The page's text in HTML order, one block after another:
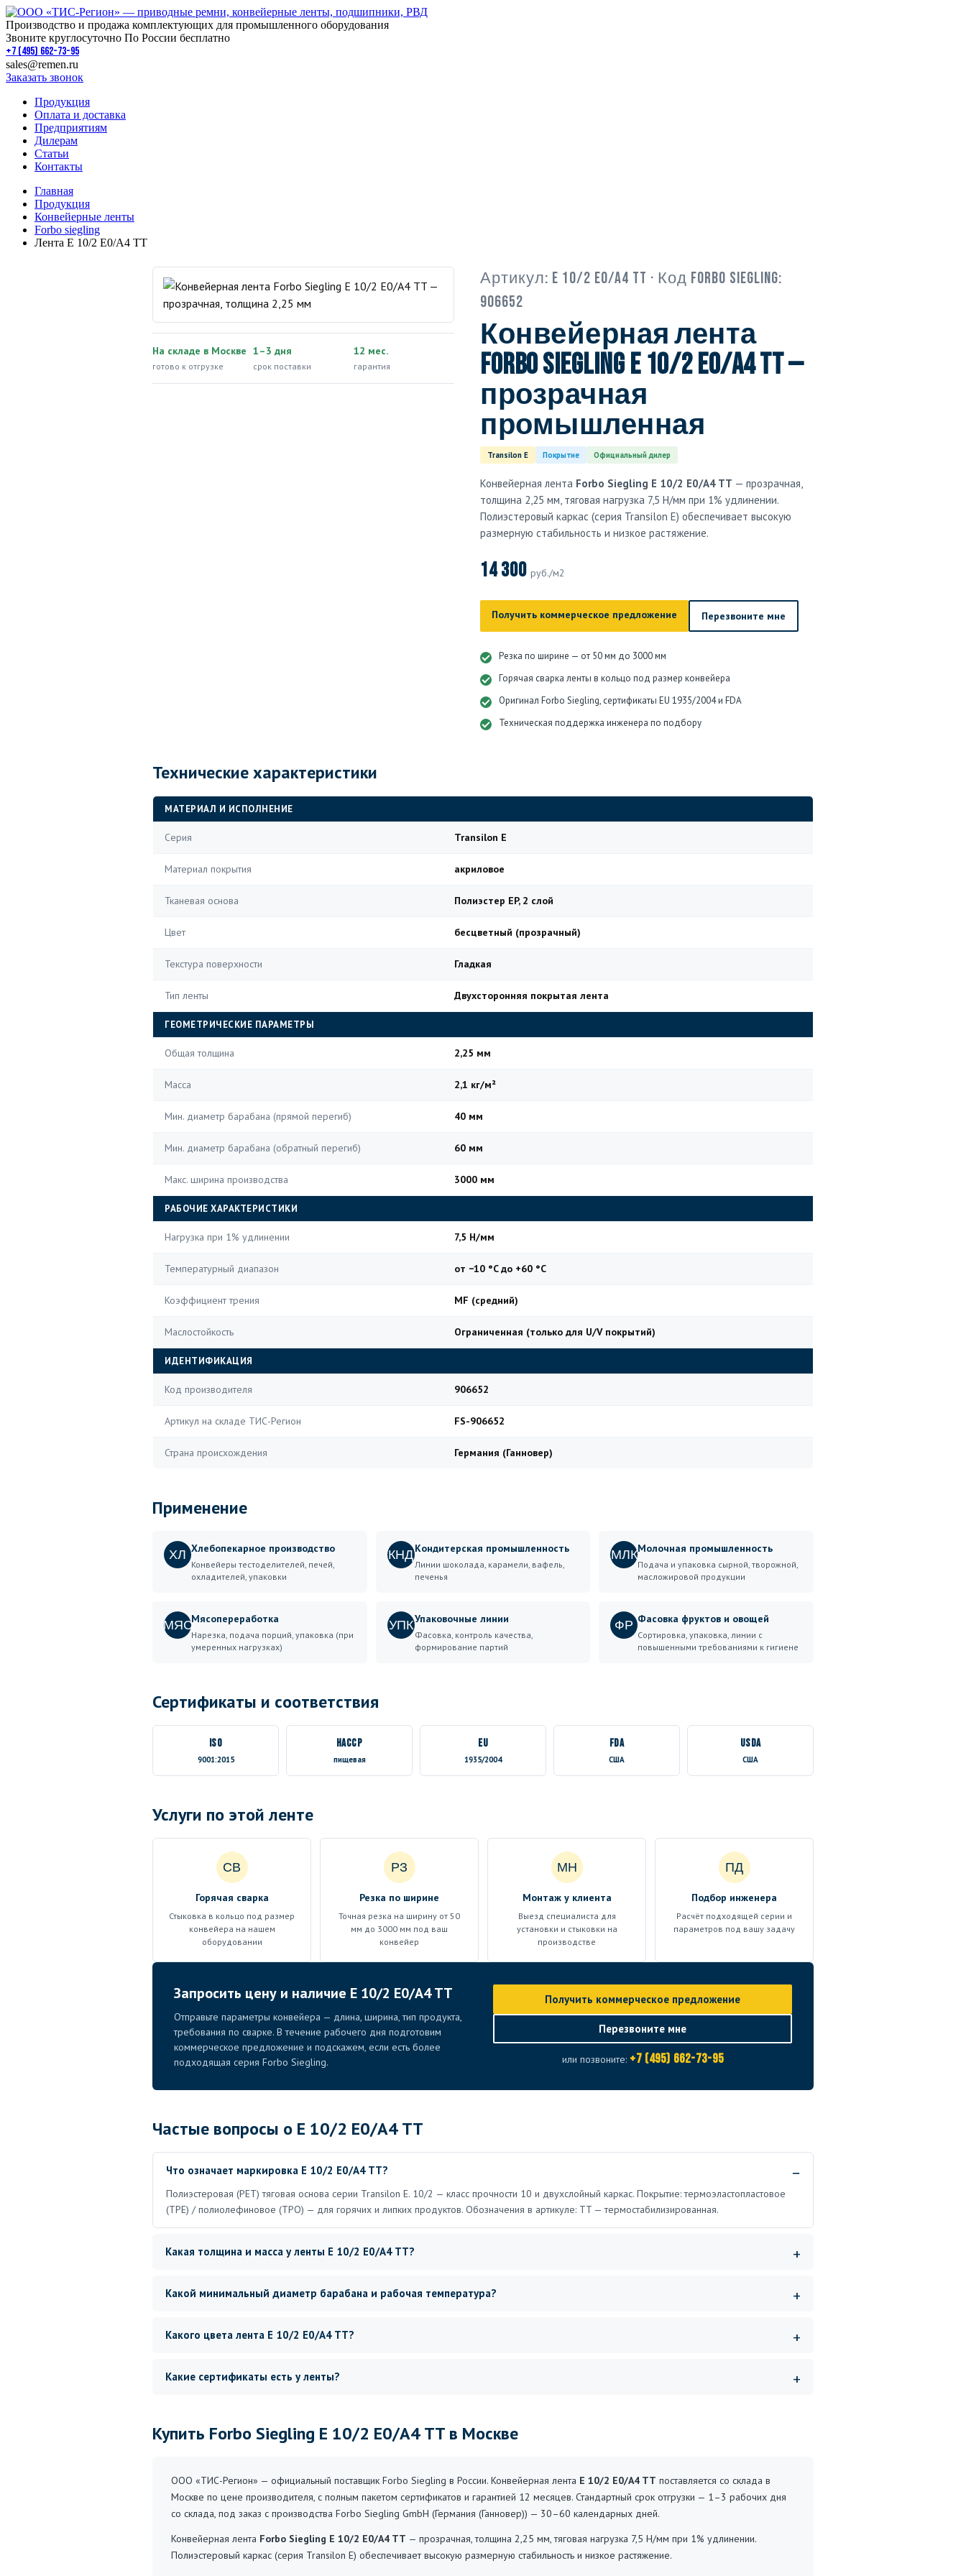
Производство и продажа комплектующих для промышленного оборудования
Звоните круглосуточно По России бесплатно
+7 (495) 662-73-95
sales@remen.ru
Заказать звонок
Продукция
Оплата и доставка
Предприятиям
Дилерам
Статьи
Контакты
Главная
Продукция
Конвейерные ленты
Forbo siegling
Лента E 10/2 E0/A4 TT
На складе в Москве
готово к отгрузке
1–3 дня
срок поставки
12 мес.
гарантия
Артикул: E 10/2 E0/A4 TT · Код Forbo Siegling:
906652
Конвейерная лента
Forbo Siegling E 10/2 E0/A4 TT —
прозрачная
промышленная
Transilon E Покрытие Официальный дилер
Конвейерная лента Forbo Siegling E 10/2 E0/A4 TT — прозрачная,
толщина 2,25 мм, тяговая нагрузка 7,5 Н/мм при 1% удлинении.
Полиэстеровый каркас (серия Transilon E) обеспечивает высокую
размерную стабильность и низкое растяжение.
14 300 руб./м2
Получить коммерческое предложение Перезвоните мне
Резка по ширине — от 50 мм до 3000 мм
Горячая сварка ленты в кольцо под размер конвейера
Оригинал Forbo Siegling, сертификаты EU 1935/2004 и FDA
Техническая поддержка инженера по подбору
Технические характеристики
МАТЕРИАЛ И ИСПОЛНЕНИЕ
Серия Transilon E
Материал покрытия акриловое
Тканевая основа Полиэстер EP, 2 слой
Цвет бесцветный (прозрачный)
Текстура поверхности Гладкая
Тип ленты Двухсторонняя покрытая лента
ГЕОМЕТРИЧЕСКИЕ ПАРАМЕТРЫ
Общая толщина 2,25 мм
Масса 2,1 кг/м²
Мин. диаметр барабана (прямой перегиб) 40 мм
Мин. диаметр барабана (обратный перегиб) 60 мм
Макс. ширина производства 3000 мм
РАБОЧИЕ ХАРАКТЕРИСТИКИ
Нагрузка при 1% удлинении 7,5 Н/мм
Температурный диапазон от −10 °C до +60 °C
Коэффициент трения MF (средний)
Маслостойкость Ограниченная (только для U/V покрытий)
ИДЕНТИФИКАЦИЯ
Код производителя 906652
Артикул на складе ТИС-Регион FS-906652
Страна происхождения Германия (Ганновер)
Применение
ХЛ Хлебопекарное производство
Конвейеры тестоделителей, печей,
охладителей, упаковки
КНДКондитерская промышленность
Линии шоколада, карамели, вафель,
печенья
МЛКМолочная промышленность
Подача и упаковка сырной, творожной,
масложировой продукции
МЯСМясопереработка
Нарезка, подача порций, упаковка (при
умеренных нагрузках)
УПКУпаковочные линии
Фасовка, контроль качества,
формирование партий
ФР Фасовка фруктов и овощей
Сортировка, упаковка, линии с
повышенными требованиями к гигиене
Сертификаты и соответствия
ISO
9001:2015
HACCP
пищевая
EU
1935/2004
FDA
США
USDA
США
Услуги по этой ленте
СВ
Горячая сварка
Стыковка в кольцо под размер
конвейера на нашем
оборудовании
РЗ
Резка по ширине
Точная резка на ширину от 50
мм до 3000 мм под ваш
конвейер
МН
Монтаж у клиента
Выезд специалиста для
установки и стыковки на
производстве
ПД
Подбор инженера
Расчёт подходящей серии и
параметров под вашу задачу
Запросить цену и наличие E 10/2 E0/A4 TT
Отправьте параметры конвейера — длина, ширина, тип продукта,
требования по сварке. В течение рабочего дня подготовим
коммерческое предложение и подскажем, если есть более
подходящая серия Forbo Siegling.
Получить коммерческое предложение
Перезвоните мне
или позвоните: +7 (495) 662-73-95
Частые вопросы о E 10/2 E0/A4 TT
Что означает маркировка E 10/2 E0/A4 TT?
Полиэстеровая (PET) тяговая основа серии Transilon E. 10/2 — класс прочности 10 и двухслойный каркас. Покрытие: термоэластопластовое
(TPE) / полиолефиновое (TPO) — для горячих и липких продуктов. Обозначения в артикуле: TT — термостабилизированная.
Какая толщина и масса у ленты E 10/2 E0/A4 TT?
Какой минимальный диаметр барабана и рабочая температура?
Какого цвета лента E 10/2 E0/A4 TT?
Какие сертификаты есть у ленты?
Купить Forbo Siegling E 10/2 E0/A4 TT в Москве
ООО «ТИС-Регион» — официальный поставщик Forbo Siegling в России. Конвейерная лента E 10/2 E0/A4 TT поставляется со склада в
Москве по цене производителя, с полным пакетом сертификатов и гарантией 12 месяцев. Стандартный срок отгрузки — 1–3 рабочих дня
со склада, под заказ с производства Forbo Siegling GmbH (Германия (Ганновер)) — 30–60 календарных дней.
Конвейерная лента Forbo Siegling E 10/2 E0/A4 TT — прозрачная, толщина 2,25 мм, тяговая нагрузка 7,5 Н/мм при 1% удлинении.
Полиэстеровый каркас (серия Transilon E) обеспечивает высокую размерную стабильность и низкое растяжение.